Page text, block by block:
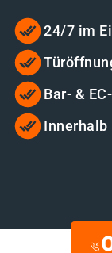
24/7 im
Bar- &
Innerhalb